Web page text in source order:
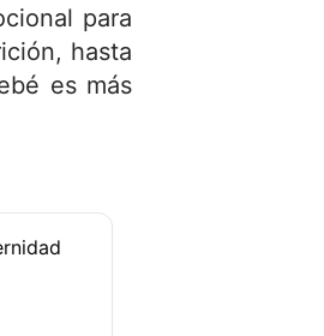
para
hasta
es más